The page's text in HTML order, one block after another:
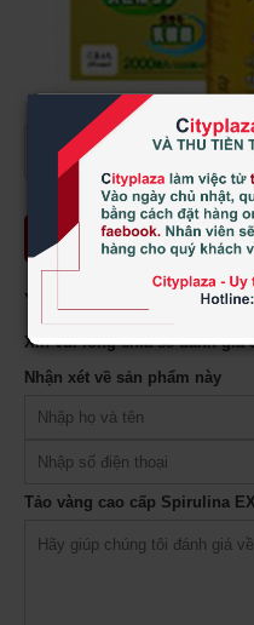
Tảo vàng SpirulinaNhật
Ý kiến khách hàng ( )
Xin vui lòng chia sẻ đánh giá
Nhận xét về sản phẩm này
Tảo vàng cao cấp Spirulina